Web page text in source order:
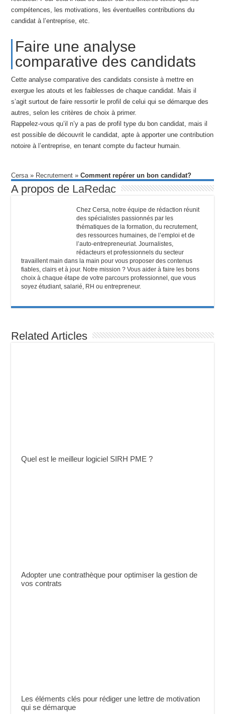
compétences, les motivations, les éventuelles contributions du
candidat à l’entreprise, etc.
Faire une analyse
comparative des candidats
Cette analyse comparative des candidats consiste à mettre en
exergue les atouts et les faiblesses de chaque candidat. Mais il
s’agit surtout de faire ressortir le profil de celui qui se démarque des
autres, selon les critères de choix à primer.
Rappelez-vous qu’il n’y a pas de profil type du bon candidat, mais il
est possible de découvrit le candidat, apte à apporter une contribution
notoire à l’entreprise, en tenant compte du facteur humain.
Cersa» Recrutement »Comment repérer un bon candidat?
A propos de LaRedac
Chez Cersa, notre équipe de rédaction réunit
des spécialistes passionnés par les
thématiques de la formation, du recrutement,
des ressources humaines, de l’emploi et de
l’auto-entrepreneuriat. Journalistes,
rédacteurs et professionnels du secteur
travaillent main dans la main pour vous proposer des contenus
fiables, clairs et à jour. Notre mission ? Vous aider à faire les bons
choix à chaque étape de votre parcours professionnel, que vous
soyez étudiant, salarié, RH ou entrepreneur.
Related Articles
Quel est le meilleur logiciel SIRH PME ?
Adopter une contrathèque pour optimiser la gestion de
vos contrats
Les éléments clés pour rédiger une lettre de motivation
qui se démarque